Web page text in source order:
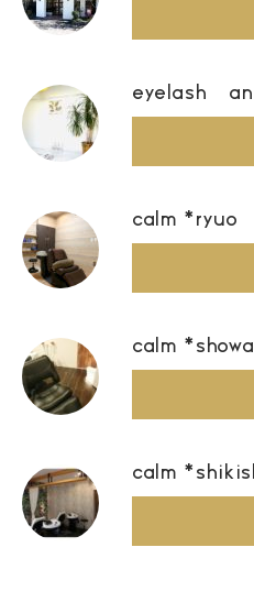
eyelash an
calm *ryuo
calm *showa
calm